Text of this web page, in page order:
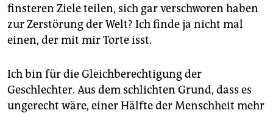
finsteren Ziele teilen, sich gar verschworen haben
zur Zerstörung der Welt? Ich finde ja nicht mal
einen, der mit mir Torte isst.
Ich bin für die Gleichberechtigung der
Geschlechter. Aus dem schlichten Grund, dass es
ungerecht wäre, einer Hälfte der Menschheit mehr